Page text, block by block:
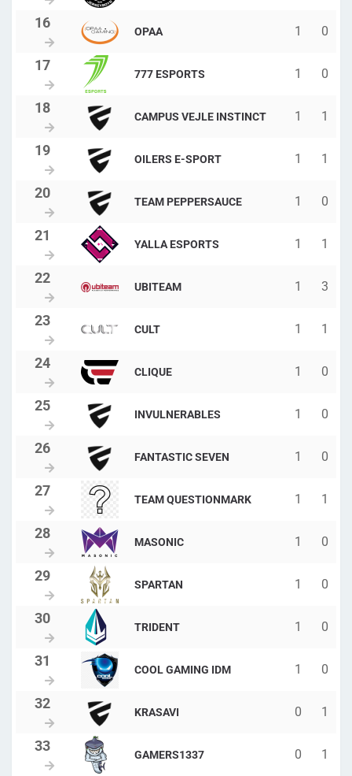
OPAA 1 0
777 ESPORTS 1 0
CAMPUS VEJLE INSTINCT 1 1
OILERS E-SPORT 1 1
TEAM PEPPERSAUCE 1 0
YALLA ESPORTS 1 1
UBITEAM 1 3
CULT 1 1
CLIQUE 1 0
INVULNERABLES 1 0
FANTASTIC SEVEN 1 0
TEAM QUESTIONMARK 1 1
MASONIC 1 0
SPARTAN 1 0
TRIDENT 1 0
COOL GAMING IDM 1 0
KRASAVI 0 1
GAMERS1337 0 1